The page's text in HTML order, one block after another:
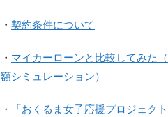
・ 契約条件について
・ マイカーローンと比較してみた
額シミュレーション）
・
「おくるま女子応援プロジェクト